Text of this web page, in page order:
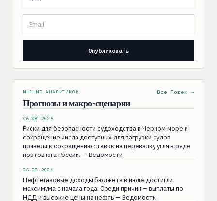
МНЕНИЕ АНАЛИТИКОВ
Прогнозы и макро-сценарии
Все Forex →
06.08.2026
Риски для безопасности судоходства в Черном море и
сокращение числа доступных для загрузки судов
привели к сокращению ставок на перевалку угля в ряде
портов юга России. — Ведомости
06.08.2026
Нефтегазовые доходы бюджета в июле достигли
максимума с начала года. Среди причин – выплаты по
НДД и высокие цены на нефть — Ведомости